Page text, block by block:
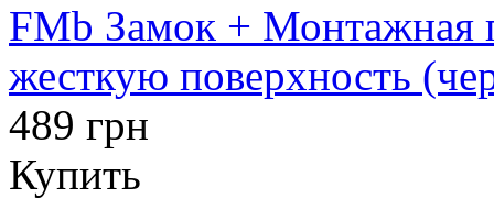
FMb Замок + Монтажная
жесткую поверхность
489 грн
Купить